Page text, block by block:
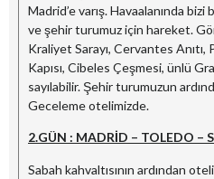
Madrid’e varış. Havaalanında bizi
ve şehir turumuz için hareket.
Kraliyet Sarayı, Cervantes Anıtı,
Kapısı, Cibeles Çeşmesi, ünlü
sayılabilir. Şehir turumuzun
Geceleme otelimizde.
2.GÜN : MADRİD – TOLEDO –
Sabah kahvaltısının ardından